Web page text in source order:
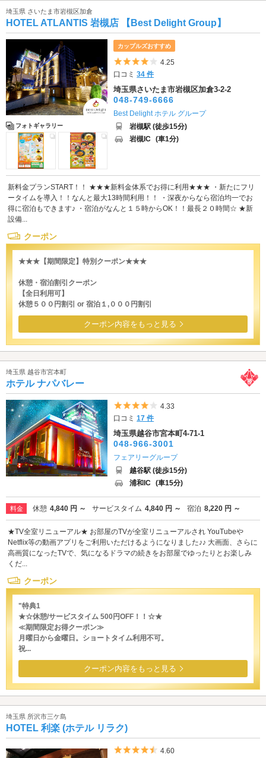
埼玉県 さいたま市岩槻区加倉
HOTEL ATLANTIS 岩槻店 【Best Delight Group】
フォトギャラリー
カップルズおすすめ
5つ星のうち4
4.25
口コミ34 件
埼玉県さいたま市岩槻区加倉3-2-2
048-749-6666
Best Delight ホテル グループ
岩槻駅 (徒歩15分)
岩槻IC (車1分)
新料金プランSTART！！ ★★★新料金体系でお得に利用★★★ ・新たにフリ
ータイムを導入！！なんと最大13時間利用！！ ・深夜からなら宿泊均一でお
得に宿泊もできます♪ ・宿泊がなんと１５時からOK！！最長２０時間☆ ★新
設備...
クーポン
★★★【期間限定】特別クーポン★★★
休憩・宿泊割引クーポン
【全日利用可】
休憩５００円割引 or 宿泊１,０００円割引
クーポン内容をもっと見る
埼玉県 越谷市宮本町
ホテル ナパバレー
5つ星のうち4
4.33
口コミ17 件
埼玉県越谷市宮本町4-71-1
048-966-3001
フェアリーグループ
越谷駅 (徒歩15分)
浦和IC (車15分)
料金 休憩 4,840 円 ～ サービスタイム 4,840 円 ～ 宿泊 8,220 円 ～
★TV全室リニューアル★ お部屋のTVが全室リニューアルされ YouTubeや
Netflix等の動画アプリをご利用いただけるようになりました♪♪ 大画面、さらに
高画質になったTVで、気になるドラマの続きをお部屋でゆったりとお楽しみ
くだ...
クーポン
"特典1
★☆休憩/サービスタイム 500円OFF！！☆★
≪期間限定お得クーポン≫
月曜日から金曜日。ショートタイム利用不可。
祝...
クーポン内容をもっと見る
埼玉県 所沢市三ケ島
HOTEL 利楽 (ホテル リラク)
5つ星のうち4.5
4.60